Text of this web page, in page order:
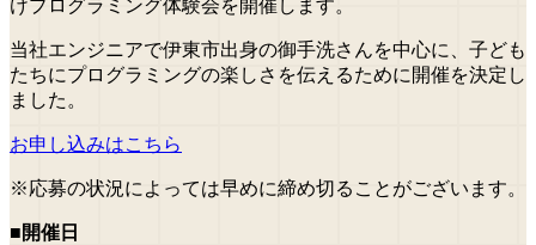
けプログラミング体験会を開催します。
当社エンジニアで伊東市出身の御手洗さんを中心に、子ども
たちにプログラミングの楽しさを伝えるために開催を決定し
ました。
お申し込みはこちら
※応募の状況によっては早めに締め切ることがございます。
■開催日